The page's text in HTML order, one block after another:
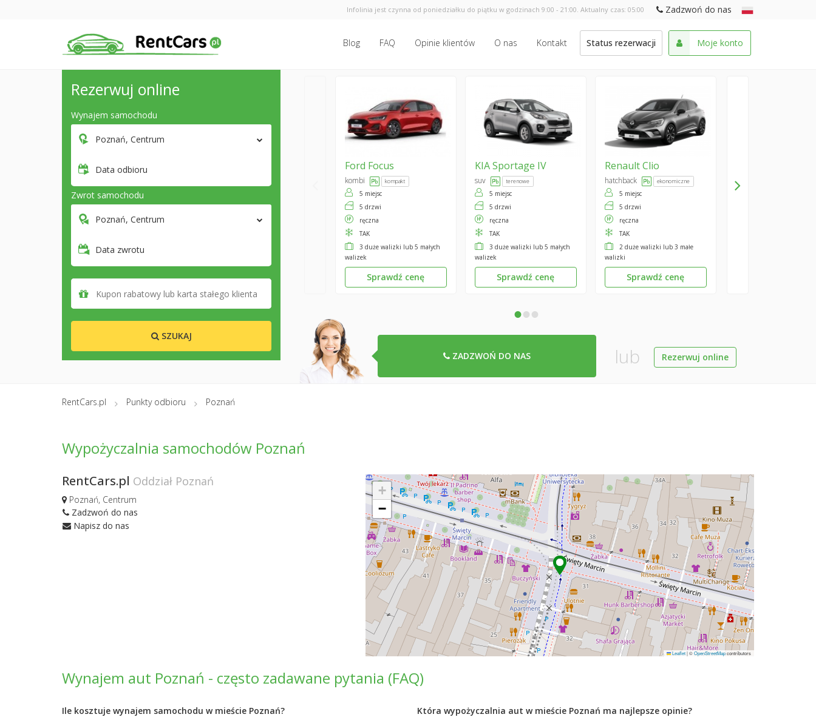
Infolinia jest czynna od poniedziałku do piątku w godzinach 9:00 - 21:00. Aktualny czas: 05:00 Zadzwoń do nas
Blog FAQ Opinie klientów O nas Kontakt Status rezerwacji Moje konto
Rezerwuj online
Wynajem samochodu
Poznań, Centrum
Data odbioru
Zwrot samochodu
Poznań, Centrum
Data zwrotu
SZUKAJ
Ford Focus
kombi kompakt
5 miejsc
5 drzwi
ręczna
TAK
3 duże walizki lub 5 małych
walizek
Sprawdź cenę
KIASportage IV
suv terenowe
5 miejsc
5 drzwi
ręczna
TAK
3 duże walizki lub 5 małych
walizek
Sprawdź cenę
RenaultClio
hatchback ekonomiczne
5 miejsc
5 drzwi
ręczna
TAK
2 duże walizki lub 3 małe
walizki
Sprawdź cenę
•••
ZADZWOŃ DO NAS lub Rezerwuj online
RentCars.pl Punkty odbioru Poznań
Wypożyczalnia samochodów Poznań
RentCars.pl Oddział Poznań
Poznań, Centrum
Zadzwoń do nas
Napisz do nas
+
−
Leaflet|©OpenStreetMapcontributors
Wynajem aut Poznań - często zadawane pytania (FAQ)
Ile kosztuje wynajem samochodu w mieście Poznań?
Która wypożyczalnia aut w mieście Poznań ma najlepsze opinie?